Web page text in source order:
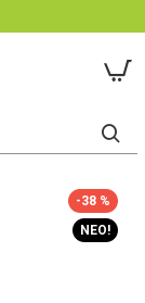
ΝΈΟ!
-38 %